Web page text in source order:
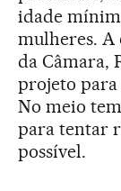
idade
mulheres. A
da Câmara,
projeto para
No meio
para tentar
possível.